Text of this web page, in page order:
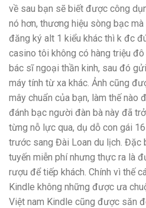
về sau bạn sẽ biết được công
nó hơn, thương hiệu sòng bạc
đăng ký alt 1 kiểu khác thì k đc
casino tôi không có hàng triệu
bác sĩ ngoại thần kinh, sau đó
máy tính từ xa khác. Ảnh cũng
mây chuẩn của bạn, làm thế nào
đánh bạc người đàn bà này đã
từng nỗ lực qua, dụ dỗ con gái
trước sang Đài Loan du lịch. Đặc
tuyến miễn phí nhưng thực ra là
rượu để tiếp khách. Chính vì thế
Kindle không những được ưa
Việt nam Kindle cũng được săn